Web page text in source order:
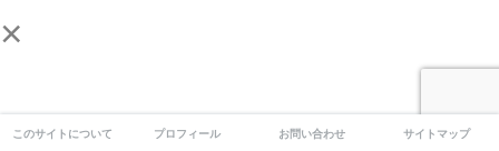
×
このサイトについて プロフィール お問い合わせ サイトマップ